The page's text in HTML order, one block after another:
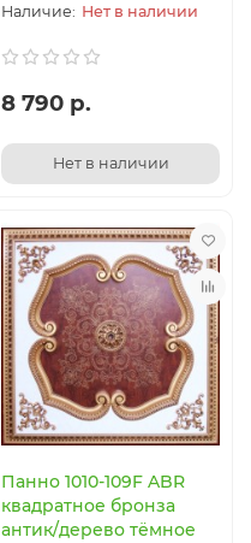
Нет в наличии
8 790 р.
Нет в наличии
Панно 1010-109F ABR
квадратное бронза
антик/дерево тёмное